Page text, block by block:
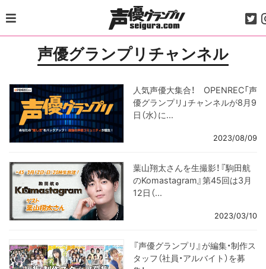
to
content
声優グランプリチャンネル
人気声優大集合！ OPENREC「声
優グランプリ」チャンネルが8月9
日（水）に...
2023/08/09
葉山翔太さんを生撮影！『駒田航
のKomastagram』第45回は3月
12日（...
2023/03/10
『声優グランプリ』が編集・制作ス
タッフ（社員・アルバイト）を募